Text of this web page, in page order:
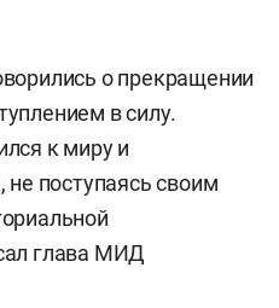
о прекращении
в силу.
к миру и
не поступаясь своим
глава МИД